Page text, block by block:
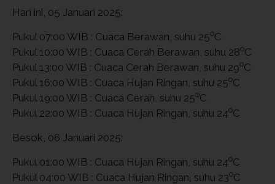
Hari ini, 05 Januari 2025:
Pukul 07:00 WIB : Cuaca Berawan, suhu 25oC
Pukul 10:00 WIB : Cuaca Cerah Berawan, suhu 28oC
Pukul 13:00 WIB : Cuaca Cerah Berawan, suhu 29oC
Pukul 16:00 WIB : Cuaca Hujan Ringan, suhu 25oC
Pukul 19:00 WIB : Cuaca Cerah, suhu 25oC
Pukul 22:00 WIB : Cuaca Hujan Ringan, suhu 24oC
Besok, 06 Januari 2025:
Pukul 01:00 WIB : Cuaca Hujan Ringan, suhu 24oC
Pukul 04:00 WIB : Cuaca Hujan Ringan, suhu 23oC